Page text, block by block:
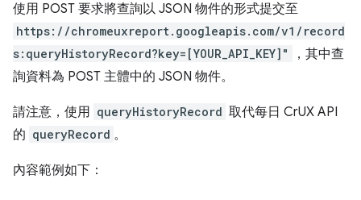
使用 POST 要求將查詢以 JSON 物件的形式提交至
https://chromeuxreport.googleapis.com/v1/record
s:queryHistoryRecord?key=[YOUR_API_KEY]"
，其中查
詢資料為 POST 主體中的 JSON 物件。
請注意，使用 queryHistoryRecord 取代每日 CrUX API
的 queryRecord 。
內容範例如下：